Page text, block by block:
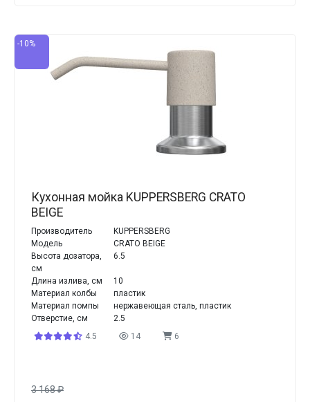
-10%
Кухонная мойка KUPPERSBERG CRATO
BEIGE
Производитель
KUPPERSBERG
Модель
CRATO BEIGE
Высота дозатора,
см
6.5
Длина излива, см
10
Материал колбы
пластик
Материал помпы
нержавеющая сталь, пластик
Отверстие, см
2.5
4.5
14 6
3 168₽